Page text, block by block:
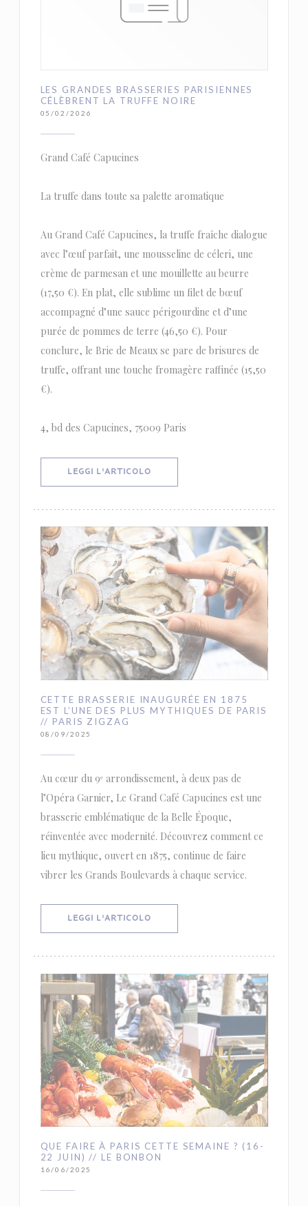
LES GRANDES BRASSERIES PARISIENNES
CÉLÈBRENT LA TRUFFE NOIRE
05/02/2026
Grand Café Capucines
La truffe dans toute sa palette aromatique
Au Grand Café Capucines, la truffe fraîche dialogue
avec l’œuf parfait, une mousseline de céleri, une
crème de parmesan et une mouillette au beurre
(17,50 €). En plat, elle sublime un filet de bœuf
accompagné d’une sauce périgourdine et d’une
purée de pommes de terre (46,50 €). Pour
conclure, le Brie de Meaux se pare de brisures de
truffe, offrant une touche fromagère raffinée (15,50
€).
4, bd des Capucines, 75009 Paris
LEGGI L'ARTICOLO((APRE UNA NUOVA FINESTRA))
CETTE BRASSERIE INAUGURÉE EN 1875
EST L’UNE DES PLUS MYTHIQUES DE PARIS
// PARIS ZIGZAG
08/09/2025
Au cœur du 9ᵉ arrondissement, à deux pas de
l’Opéra Garnier, Le Grand Café Capucines est une
brasserie emblématique de la Belle Époque,
réinventée avec modernité. Découvrez comment ce
lieu mythique, ouvert en 1875, continue de faire
vibrer les Grands Boulevards à chaque service.
LEGGI L'ARTICOLO((APRE UNA NUOVA FINESTRA))
QUE FAIRE À PARIS CETTE SEMAINE ? (16-
22 JUIN) // LE BONBON
16/06/2025